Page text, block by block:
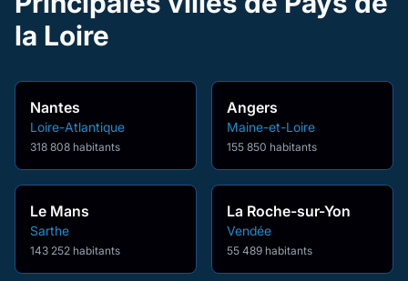
la Loire
Nantes
Loire-Atlantique
318 808 habitants
Angers
Maine-et-Loire
155 850 habitants
Le Mans
Sarthe
143 252 habitants
La Roche-sur-Yon
Vendée
55 489 habitants